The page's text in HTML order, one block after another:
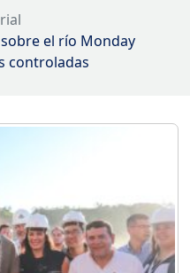
el río Monday
controladas